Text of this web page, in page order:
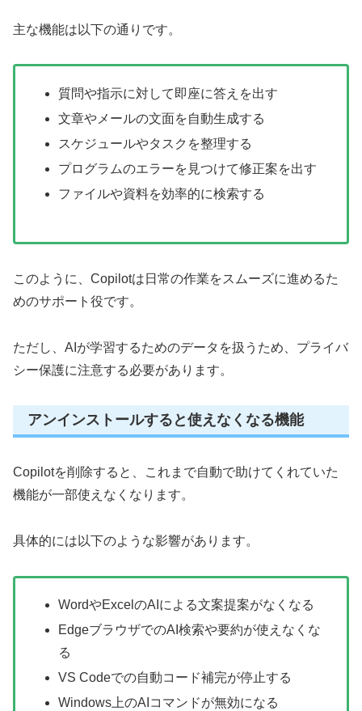
主な機能は以下の通りです。
質問や指示に対して即座に答えを出す
文章やメールの文面を自動生成する
スケジュールやタスクを整理する
プログラムのエラーを見つけて修正案を出す
ファイルや資料を効率的に検索する
このように、Copilotは日常の作業をスムーズに進めるた
めのサポート役です。
ただし、AIが学習するためのデータを扱うため、プライバ
シー保護に注意する必要があります。
アンインストールすると使えなくなる機能
Copilotを削除すると、これまで自動で助けてくれていた
機能が一部使えなくなります。
具体的には以下のような影響があります。
WordやExcelのAIによる文案提案がなくなる
EdgeブラウザでのAI検索や要約が使えなくな
る
VS Codeでの自動コード補完が停止する
Windows上のAIコマンドが無効になる